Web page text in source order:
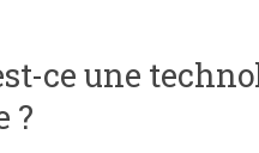
ce une
?